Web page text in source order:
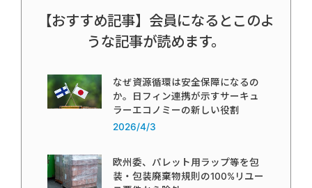
【おすすめ記事】会員になるとこのよ
うな記事が読めます。
なぜ資源循環は安全保障になるの
か。日フィン連携が示すサーキュ
ラーエコノミーの新しい役割
2026/4/3
欧州委、パレット用ラップ等を包
装・包装廃棄物規則の100%リユー